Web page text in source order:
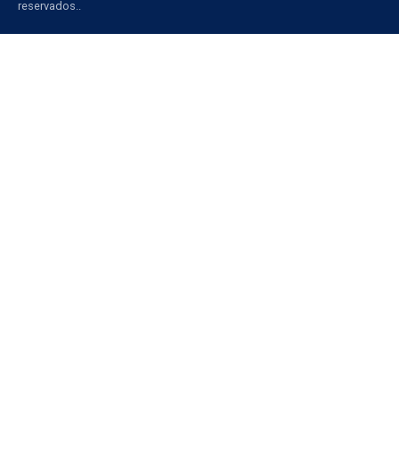
reservados..